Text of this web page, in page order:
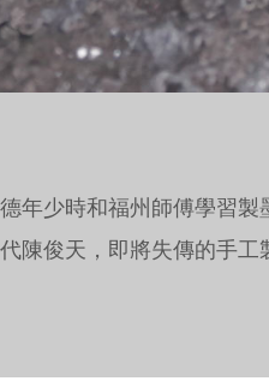
年少時和福州師傅學習製
陳俊天，即將失傳的手工